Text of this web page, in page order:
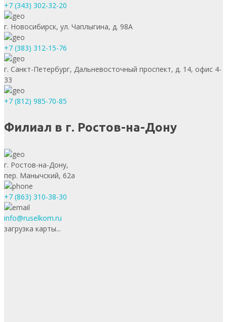
+7 (343) 302-32-20
г. Новосибирск, ул. Чаплыгина, д. 98А
+7 (383) 312-15-76
г. Санкт-Петербург, Дальневосточный проспект, д. 14, офис 4-
33
+7 (812) 985-70-85
Филиал в г. Ростов-на-Дону
г. Ростов-на-Дону,
пер. Манычский, 62а
+7 (863) 310-38-30
info@ruselkom.ru
загрузка карты...